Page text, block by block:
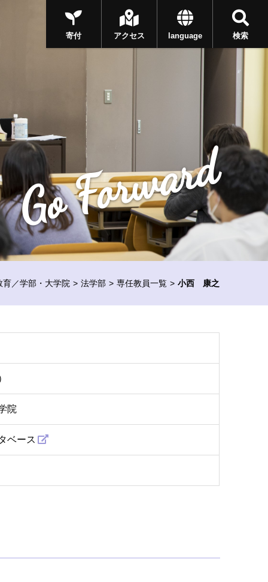
検索
language
アクセス
寄付
Go Forward
育／学部・大学院 法学部 専任教員一覧 小西 康之
院
ベース